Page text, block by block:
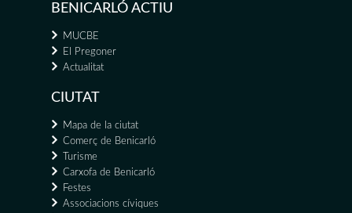
BENICARLÓ ACTIU
MUCBE
El Pregoner
Actualitat
CIUTAT
Mapa de la ciutat
Comerç de Benicarló
Turisme
Carxofa de Benicarló
Festes
Associacions cíviques